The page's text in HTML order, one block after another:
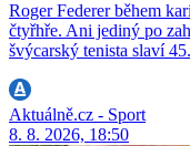
Roger Federer během
čtyřhře. Ani jediný po
švýcarský tenista slaví
Aktuálně.cz - Sport
8. 8. 2026, 18:50